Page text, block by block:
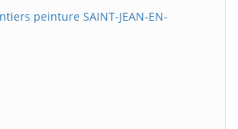
peinture SAINT-JEAN-EN-